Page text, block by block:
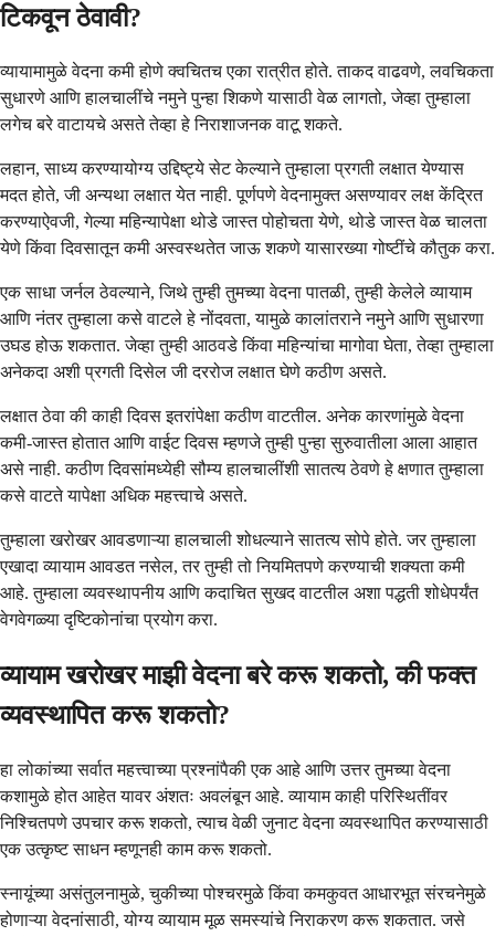
टिकवून ठेवावी?
व्यायामामुळे वेदना कमी होणे क्वचितच एका रात्रीत होते. ताकद वाढवणे, लवचिकता
सुधारणे आणि हालचालींचे नमुने पुन्हा शिकणे यासाठी वेळ लागतो, जेव्हा तुम्हाला
लगेच बरे वाटायचे असते तेव्हा हे निराशाजनक वाटू शकते.
लहान, साध्य करण्यायोग्य उद्दिष्ट्ये सेट केल्याने तुम्हाला प्रगती लक्षात येण्यास
मदत होते, जी अन्यथा लक्षात येत नाही. पूर्णपणे वेदनामुक्त असण्यावर लक्ष केंद्रित
करण्याऐवजी, गेल्या महिन्यापेक्षा थोडे जास्त पोहोचता येणे, थोडे जास्त वेळ चालता
येणे किंवा दिवसातून कमी अस्वस्थतेत जाऊ शकणे यासारख्या गोष्टींचे कौतुक करा.
एक साधा जर्नल ठेवल्याने, जिथे तुम्ही तुमच्या वेदना पातळी, तुम्ही केलेले व्यायाम
आणि नंतर तुम्हाला कसे वाटले हे नोंदवता, यामुळे कालांतराने नमुने आणि सुधारणा
उघड होऊ शकतात. जेव्हा तुम्ही आठवडे किंवा महिन्यांचा मागोवा घेता, तेव्हा तुम्हाला
अनेकदा अशी प्रगती दिसेल जी दररोज लक्षात घेणे कठीण असते.
लक्षात ठेवा की काही दिवस इतरांपेक्षा कठीण वाटतील. अनेक कारणांमुळे वेदना
कमी-जास्त होतात आणि वाईट दिवस म्हणजे तुम्ही पुन्हा सुरुवातीला आला आहात
असे नाही. कठीण दिवसांमध्येही सौम्य हालचालींशी सातत्य ठेवणे हे क्षणात तुम्हाला
कसे वाटते यापेक्षा अधिक महत्त्वाचे असते.
तुम्हाला खरोखर आवडणाऱ्या हालचाली शोधल्याने सातत्य सोपे होते. जर तुम्हाला
एखादा व्यायाम आवडत नसेल, तर तुम्ही तो नियमितपणे करण्याची शक्यता कमी
आहे. तुम्हाला व्यवस्थापनीय आणि कदाचित सुखद वाटतील अशा पद्धती शोधेपर्यंत
वेगवेगळ्या दृष्टिकोनांचा प्रयोग करा.
व्यायाम खरोखर माझी वेदना बरे करू शकतो, की फक्त
व्यवस्थापित करू शकतो?
हा लोकांच्या सर्वात महत्त्वाच्या प्रश्नांपैकी एक आहे आणि उत्तर तुमच्या वेदना
कशामुळे होत आहेत यावर अंशतः अवलंबून आहे. व्यायाम काही परिस्थितींवर
निश्चितपणे उपचार करू शकतो, त्याच वेळी जुनाट वेदना व्यवस्थापित करण्यासाठी
एक उत्कृष्ट साधन म्हणूनही काम करू शकतो.
स्नायूंच्या असंतुलनामुळे, चुकीच्या पोश्चरमुळे किंवा कमकुवत आधारभूत संरचनेमुळे
होणाऱ्या वेदनांसाठी, योग्य व्यायाम मूळ समस्यांचे निराकरण करू शकतात. जसे